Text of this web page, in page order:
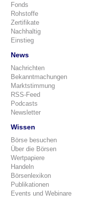
Fonds
Rohstoffe
Zertifikate
Nachhaltig
Einstieg
News
Nachrichten
Bekanntmachungen
Marktstimmung
RSS-Feed
Podcasts
Newsletter
Wissen
Börse besuchen
Über die Börsen
Wertpapiere
Handeln
Börsenlexikon
Publikationen
Events und Webinare